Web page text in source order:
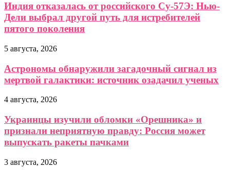
Индия отказалась от российского Су-57Э: Нью-
Дели выбрал другой путь для истребителей
пятого поколения
5 августа, 2026
Астрономы обнаружили загадочный сигнал из
мертвой галактики: источник озадачил ученых
4 августа, 2026
Украинцы изучили обломки «Орешника» и
признали неприятную правду: Россия может
выпускать ракеты пачками
3 августа, 2026